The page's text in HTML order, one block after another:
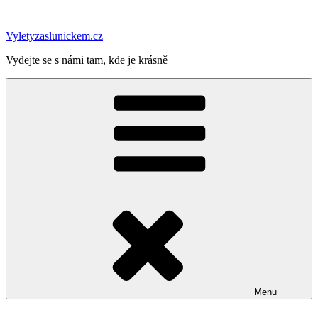
obsahu
Vyletyzaslunickem.cz
Vydejte se s námi tam, kde je krásně
Menu